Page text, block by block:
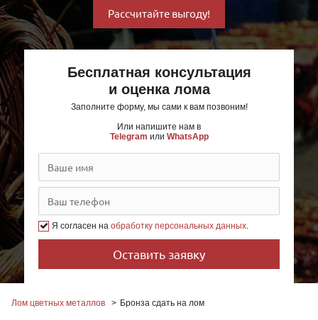
Рассчитайте выгоду!
Бесплатная консультация
и оценка лома
Заполните форму, мы сами к вам позвоним!
Или напишите нам в
Telegram или WhatsApp
Я согласен на обработку персональных данных.
Лом цветных металлов Бронза сдать на лом